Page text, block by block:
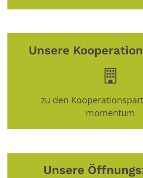
Unsere
zu den
momentum
Unsere